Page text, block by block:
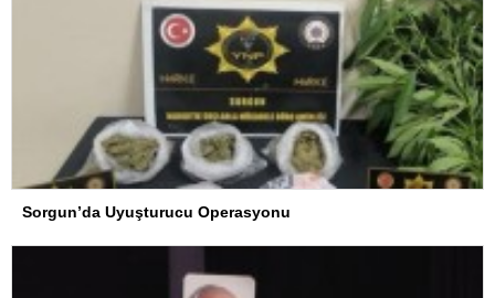
Sorgun’da Uyuşturucu Operasyonu